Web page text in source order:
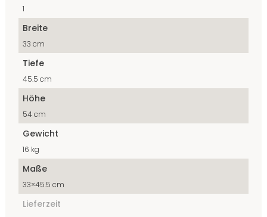
1
Breite
33 cm
Tiefe
45.5 cm
Höhe
54 cm
Gewicht
16 kg
Maße
33×45.5 cm
Lieferzeit